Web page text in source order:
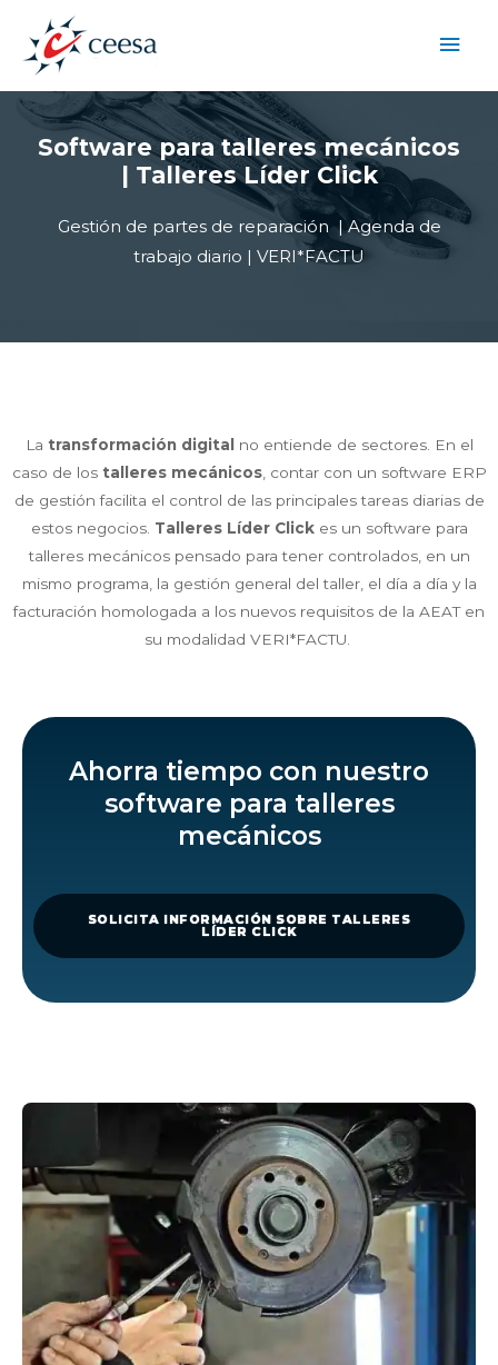
Software para talleres mecánicos
| Talleres Líder Click
Gestión de partes de reparación | Agenda de
trabajo diario | VERI*FACTU
La transformación digital
no entiende de sectores. En el
caso de los talleres mecánicos, contar con un software ERP
de gestión facilita el control de las principales tareas diarias de
estos negocios. Talleres Líder Clickes un software para
talleres mecánicos pensado para tener controlados, en un
mismo programa, la gestión general del taller, el día a día y la
facturación homologada a los nuevos requisitos de la AEAT en
su modalidad VERI*FACTU.
Ahorra tiempo con nuestro
software para talleres
mecánicos
SOLICITA INFORMACIÓN SOBRE TALLERES
LÍDER CLICK